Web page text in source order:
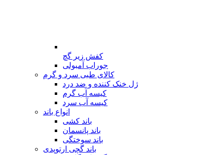
کفش زیر گچ
جوراب آمبولی
کالای طبی سرد و گرم
ژل خنک کننده و ضد درد
کیسه آب گرم
کیسه آب سرد
انواع باند
باند کشی
باند پانسمان
باند سوختگی
باند گچی ارتوپدی